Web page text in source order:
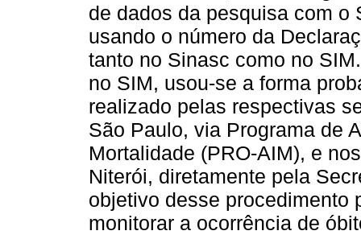
de dados da pesquisa com
usando o número da
tanto no Sinasc como no
no SIM, usou-se a forma
realizado pelas respectivas
São Paulo, via Programa de
Mortalidade (PRO-AIM), e
Niterói, diretamente pela
objetivo desse procedimento
monitorar a ocorrência de